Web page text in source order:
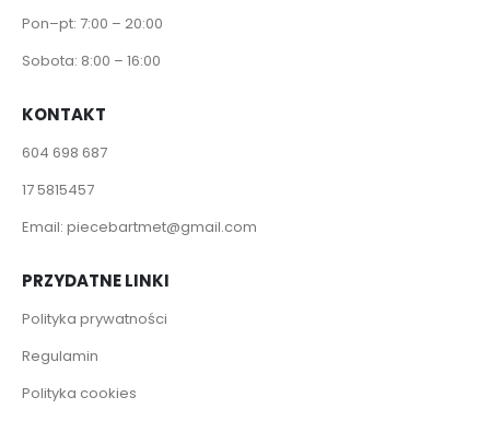
Pon–pt: 7:00 – 20:00
Sobota: 8:00 – 16:00
KONTAKT
604 698 687
17 5815457
Email: piecebartmet@gmail.com
PRZYDATNE LINKI
Polityka prywatności
Regulamin
Polityka cookies